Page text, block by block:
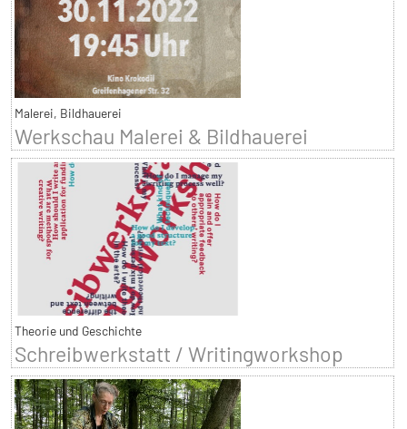
Malerei, Bildhauerei
Werkschau Malerei & Bildhauerei
Theorie und Geschichte
Schreibwerkstatt / Writingworkshop